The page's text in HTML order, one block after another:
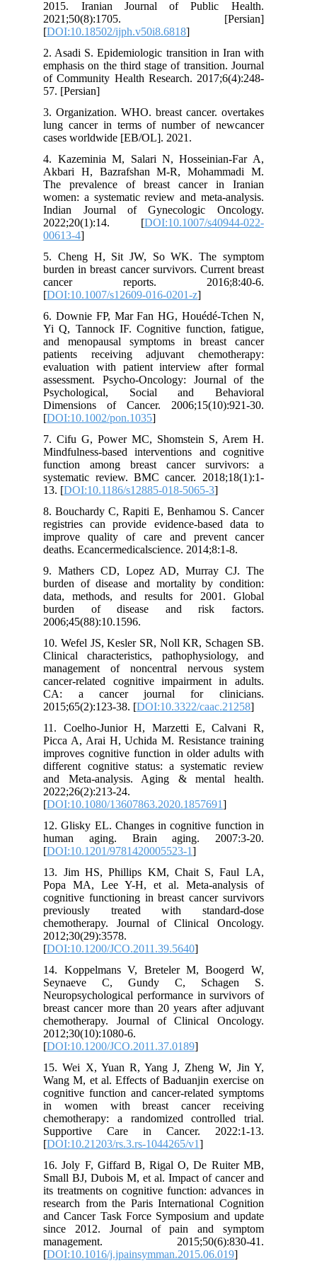
2015. Iranian Journal of Public Health.
2021;50(8):1705. [Persian]
[DOI:10.18502/ijph.v50i8.6818
2. Asadi S. Epidemiologic transition in Iran with
emphasis on the third stage of transition. Journal
of Community Health Research. 2017;6(4):248-
57. [Persian]
3. Organization. WHO. breast cancer. overtakes
lung cancer in terms of number of newcancer
cases worldwide [EB/OL]. 2021.
4. Kazeminia M, Salari N, Hosseinian-Far A,
Akbari H, Bazrafshan M-R, Mohammadi M.
The prevalence of breast cancer in Iranian
women: a systematic review and meta-analysis.
Indian Journal of Gynecologic Oncology.
2022;20(1):14. [DOI:10.1007/s40944-022-
00613-4
5. Cheng H, Sit JW, So WK. The symptom
burden in breast cancer survivors. Current breast
cancer reports. 2016;8:40-6.
[DOI:10.1007/s12609-016-0201-z
6. Downie FP, Mar Fan HG, Houédé‐Tchen N,
Yi Q, Tannock IF. Cognitive function, fatigue,
and menopausal symptoms in breast cancer
patients receiving adjuvant chemotherapy:
evaluation with patient interview after formal
assessment. Psycho‐Oncology: Journal of the
Psychological, Social and Behavioral
Dimensions of Cancer. 2006;15(10):921-30.
[DOI:10.1002/pon.1035
7. Cifu G, Power MC, Shomstein S, Arem H.
Mindfulness-based interventions and cognitive
function among breast cancer survivors: a
systematic review. BMC cancer. 2018;18(1):1-
13. [DOI:10.1186/s12885-018-5065-3
8. Bouchardy C, Rapiti E, Benhamou S. Cancer
registries can provide evidence-based data to
improve quality of care and prevent cancer
deaths. Ecancermedicalscience. 2014;8:1-8.
9. Mathers CD, Lopez AD, Murray CJ. The
burden of disease and mortality by condition:
data, methods, and results for 2001. Global
burden of disease and risk factors.
2006;45(88):10.1596.
10. Wefel JS, Kesler SR, Noll KR, Schagen SB.
Clinical characteristics, pathophysiology, and
management of noncentral nervous system
cancer‐related cognitive impairment in adults.
CA: a cancer journal for clinicians.
2015;65(2):123-38. [DOI:10.3322/caac.21258
11. Coelho-Junior H, Marzetti E, Calvani R,
Picca A, Arai H, Uchida M. Resistance training
improves cognitive function in older adults with
different cognitive status: a systematic review
and Meta-analysis. Aging & mental health.
2022;26(2):213-24.
[DOI:10.1080/13607863.2020.1857691
12. Glisky EL. Changes in cognitive function in
human aging. Brain aging. 2007:3-20.
[DOI:10.1201/9781420005523-1
13. Jim HS, Phillips KM, Chait S, Faul LA,
Popa MA, Lee Y-H, et al. Meta-analysis of
cognitive functioning in breast cancer survivors
previously treated with standard-dose
chemotherapy. Journal of Clinical Oncology.
2012;30(29):3578.
[DOI:10.1200/JCO.2011.39.5640
14. Koppelmans V, Breteler M, Boogerd W,
Seynaeve C, Gundy C, Schagen S.
Neuropsychological performance in survivors of
breast cancer more than 20 years after adjuvant
chemotherapy. Journal of Clinical Oncology.
2012;30(10):1080-6.
[DOI:10.1200/JCO.2011.37.0189
15. Wei X, Yuan R, Yang J, Zheng W, Jin Y,
Wang M, et al. Effects of Baduanjin exercise on
cognitive function and cancer-related symptoms
in women with breast cancer receiving
chemotherapy: a randomized controlled trial.
Supportive Care in Cancer. 2022:1-13.
[DOI:10.21203/rs.3.rs-1044265/v1
16. Joly F, Giffard B, Rigal O, De Ruiter MB,
Small BJ, Dubois M, et al. Impact of cancer and
its treatments on cognitive function: advances in
research from the Paris International Cognition
and Cancer Task Force Symposium and update
since 2012. Journal of pain and symptom
management. 2015;50(6):830-41.
[DOI:10.1016/j.jpainsymman.2015.06.019